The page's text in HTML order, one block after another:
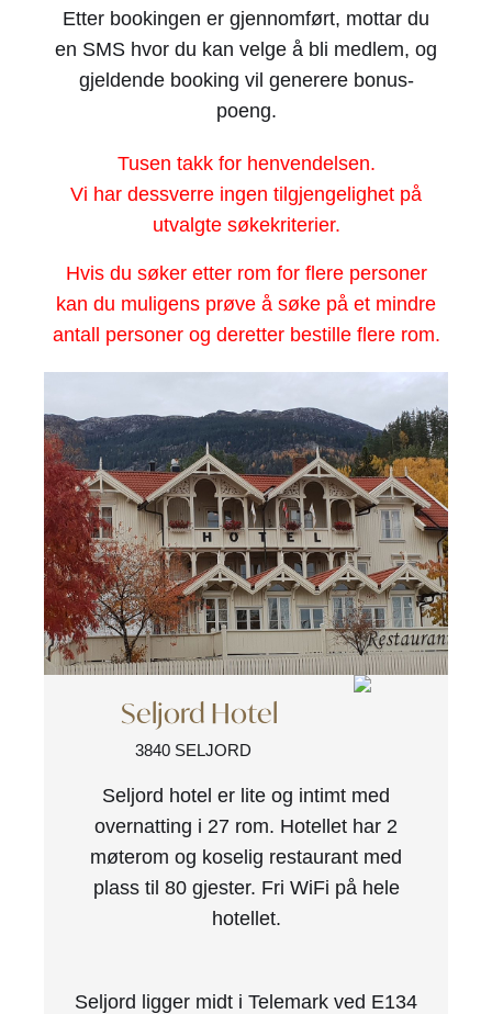
Etter bookingen er gjennomført, mottar du
en SMS hvor du kan velge å bli medlem, og
gjeldende booking vil generere bonus-
poeng.
Tusen takk for henvendelsen.
Vi har dessverre ingen tilgjengelighet på
utvalgte søkekriterier.
Hvis du søker etter rom for flere personer
kan du muligens prøve å søke på et mindre
antall personer og deretter bestille flere rom.
Seljord Hotel
3840 SELJORD
Seljord hotel er lite og intimt med
overnatting i 27 rom. Hotellet har 2
møterom og koselig restaurant med
plass til 80 gjester. Fri WiFi på hele
hotellet.
Seljord ligger midt i Telemark ved E134